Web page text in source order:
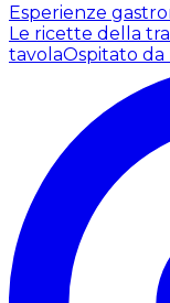
Esperienze
Le ricette della
tavolaOspitato da